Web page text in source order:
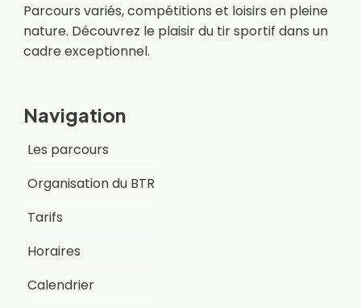
Parcours variés, compétitions et loisirs en pleine
nature. Découvrez le plaisir du tir sportif dans un
cadre exceptionnel.
Navigation
Les parcours
Organisation du BTR
Tarifs
Horaires
Calendrier